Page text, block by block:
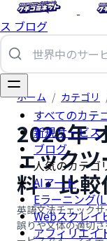
ス ブログ
すべてのカテ
新規サービス
ブログ
人気のカテゴ
AIアート
Eラーニング
Webスクレイ
アフィリエイ
ホーム / カテゴリ
2026年
ェック
料・比較
英語文法チェック
誤りや文体の適切